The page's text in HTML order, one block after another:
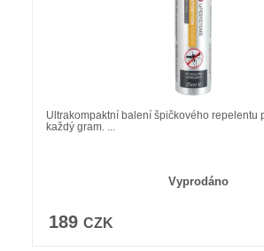
Ultrakompaktní balení špičkového repelentu
každý gram. ...
Vyprodáno
189 CZK